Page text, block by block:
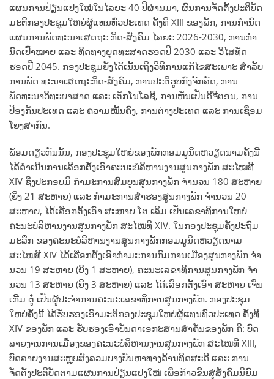
ແຜນການປ່ຽນແປງໃໝ່ໃນໄລຍະ 40 ປີຜ່ານມາ, ຜົນການຈັດຕັ້ງປະຕິບັດ
ມະຕິກອງປະຊຸມໃຫຍ່ຜູ້ແທນທົ່ວປະເທດ ຄັ້ງທີ XIII ຂອງພັກ, ການກໍານົດ
ແຜນການພັດທະນາເສດຖະ ກິດ-ສັງຄົມ ໄລຍະ 2026-2030, ການກໍາ
ນົດເປົ້າໝາຍ ແລະ ທິດທາງຍຸດທະສາດຮອດປີ 2030 ແລະ ວິໄສທັດ
ຮອດປີ 2045. ກອງປະຊຸມຍັງໄດ້ເນັ້ນເຖິງວິທີການແກ້ໄຂສະເພາະ ສໍາລັບ
ການພັດ ທະນາເສດຖະກິດ-ສັງຄົມ, ການປະຕິຮູບກົງຈັກລັດ, ການ
ພັດທະນາວິທະຍາສາດ ແລະ ເຕັກໂນໂລຊີ, ການຫັນເປັນດີຈີຕອນ, ການ
ປ້ອງກັນປະເທດ ແລະ ຄວາມໝັ້ນຄົງ, ການຕ່າງປະເທດ ແລະ ການເຊື່ອມ
ໂຍງສາກົນ.
ພ້ອມດຽວກັນນັ້ນ, ກອງປະຊຸມໃຫຍ່ຂອງພັກກອມມູນິດຫວຽດນາມຄັ້ງນີ້
ໄດ້ດໍາເນີນການເລືອກຕັ້ງເອົາຄະນະບໍລິຫານງານສູນກາງພັກ ສະໄໝທີ
XIV ຊຶ່ງປະກອບມີ ກໍາມະການສົມບູນສູນກາງພັກ ຈໍານວນ 180 ສະຫາຍ
(ຍິງ 21 ສະຫາຍ) ແລະ ກໍາມະການສໍາຮອງສູນກາງພັກ ຈໍານວນ 20
ສະຫາຍ, ໄດ້ເລືອກຕັ້ງເອົາ ສະຫາຍ ໂຕ ເລິມ ເປັນເລຂາທິການໃຫຍ່
ຄະນະບໍລິຫານງານສູນກາງພັກ ສະໄໝທີ XIV. ໃນກອງປະຊຸມຄັ້ງປະຖົມ
ມະລືກ ຂອງຄະນະບໍລິຫານງານສູນກາງພັກກອມມູນິດຫວຽດນາມ
ສະໄໝທີ XIV ໄດ້ເລືອກຕັ້ງເອົາກໍາມະການກົມການເມືອງສູນກາງພັກ ຈໍາ
ນວນ 19 ສະຫາຍ (ຍິງ 1 ສະຫາຍ), ຄະນະເລຂາທິການສູນກາງພັກ ຈໍາ
ນວນ 13 ສະຫາຍ (ຍິງ 3 ສະຫາຍ) ແລະ ໄດ້ເລືອກຕັ້ງເອົາ ສະຫາຍ ເຈິ່ນ
ເກີ້ມ ຕູ໋ ເປັນຜູ້ປະຈໍາການຄະນະເລຂາທິການສູນກາງພັກ. ກອງປະຊຸມ
ໃຫຍ່ຄັ້ງນີ້ ໄດ້ຮັບຮອງເອົາມະຕິກອງປະຊຸມໃຫຍ່ຜູ້ແທນທົ່ວປະເທດ ຄັ້ງທີ
XIV ຂອງພັກ ແລະ ຮັບຮອງເອົາບັນດາເອກະສານສໍາຄັນຂອງພັກ ຄື: ບົດ
ລາຍງານການເມືອງຂອງຄະນະບໍລິຫານງານສູນກາງພັກ ສະໄໝທີ XIII,
ບົດລາຍງານສະຫຼຸບສັງລວມບາງບັນຫາທາງດ້ານທິດສະດີ ແລະ ການ
ຈັດຕັ້ງປະຕິບັດຕາມແຜນການປ່ຽນແປງໃໝ່ ເພື່ອກ້າວຂຶ້ນສູ່ສັງຄົມນິຍົມ